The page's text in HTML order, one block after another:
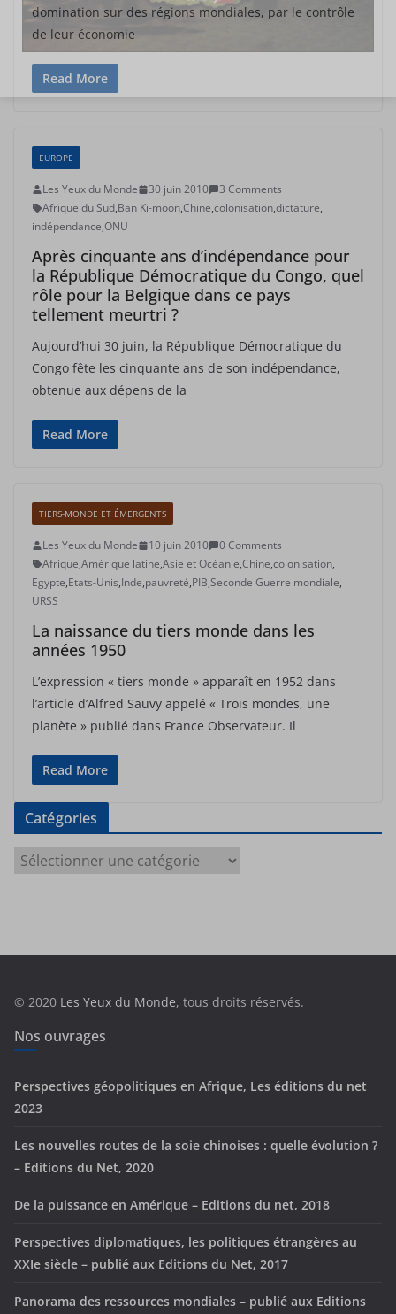
domination sur des régions mondiales, par le contrôle
de leur économie
Read More
EUROPE
Les Yeux du Monde 30 juin 2010
3 Comments
Afrique du Sud,Ban Ki-moon,Chine,colonisation,dictature,
indépendance,ONU
Après cinquante ans d’indépendance pour
la République Démocratique du Congo, quel
rôle pour la Belgique dans ce pays
tellement meurtri ?
Aujourd’hui 30 juin, la République Démocratique du
Congo fête les cinquante ans de son indépendance,
obtenue aux dépens de la
Read More
TIERS-MONDE ET ÉMERGENTS
Les Yeux du Monde 10 juin 2010
0 Comments
Afrique,Amérique latine,Asie et Océanie,Chine,colonisation,
Egypte,Etats-Unis,Inde,pauvreté,PIB,Seconde Guerre mondiale,
URSS
La naissance du tiers monde dans les
années 1950
L’expression « tiers monde » apparaît en 1952 dans
l’article d’Alfred Sauvy appelé « Trois mondes, une
planète » publié dans France Observateur. Il
Read More
Catégories
e
© 2020 Les Yeux du Monde, tous droits réservés.
Nos ouvrages
Perspectives géopolitiques en Afrique, Les éditions du net
2023
Les nouvelles routes de la soie chinoises : quelle évolution ?
– Editions du Net, 2020
De la puissance en Amérique – Editions du net, 2018
Perspectives diplomatiques, les politiques étrangères au
XXIe siècle – publié aux Editions du Net, 2017
Panorama des ressources mondiales – publié aux Editions